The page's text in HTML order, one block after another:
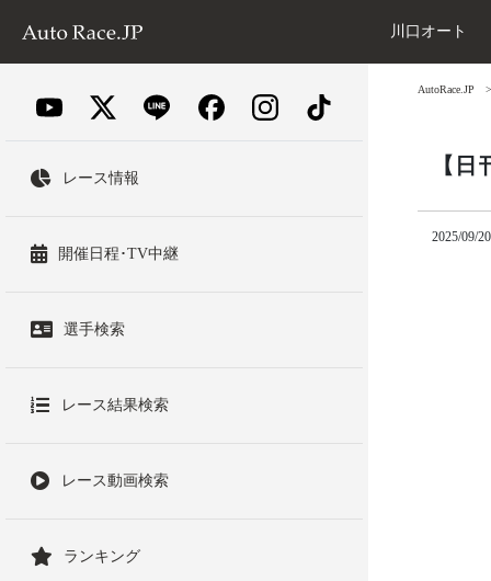
川口オート
レース情報
開催日程･TV中継
選手検索
レース結果検索
レース動画検索
ランキング
AutoRace.JP
【
2025/09/20